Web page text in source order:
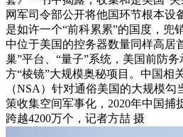
网军司令部公开将他国环节根本设
是如许一个“前科累累”的国度，兜
中位于美国的控务器数量同样高居
巢”平台、“量子”系统，美国前防
方“棱镜”大规模奥秘项目。中国相
（NSA）针对通俗美国的大规模
策收集空间军事化，2020年中国捕
跨越4200万个，记者方喆 摄